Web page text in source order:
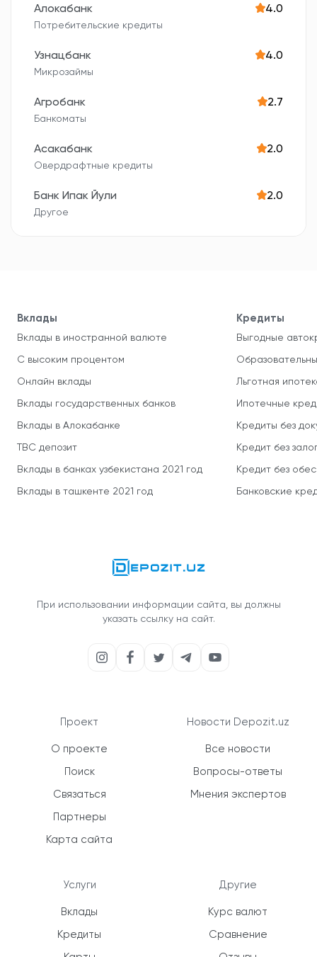
Алокабанк 4.0
Потребительские кредиты
Узнацбанк 4.0
Микрозаймы
Агробанк 2.7
Банкоматы
Асакабанк 2.0
Овердрафтные кредиты
Банк Ипак Йули 2.0
Другое
Вклады
Вклады в иностранной валюте
С высоким процентом
Онлайн вклады
Вклады государственных банков
Вклады в Алокабанке
TBC депозит
Вклады в банках узбекистана 2021 год
Вклады в ташкенте 2021 год
Кредиты
Выгодные
Льготная
Ипотечные
Кредиты без
Кредит без
Кредит без
Банковские
При использовании информации сайта, вы должны
указать ссылку на сайт.
Проект
О проекте
Поиск
Связаться
Партнеры
Карта сайта
Услуги
Вклады
Кредиты
Новости Depozit.uz
Все новости
Вопросы-ответы
Мнения экспертов
Другие
Курс валют
Сравнение